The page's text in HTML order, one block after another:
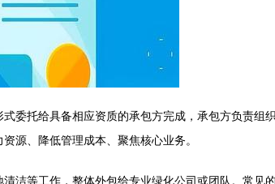
托给具备相应资质的承包方完成，承包方负责组
源、降低管理成本、聚焦核心业务。
洁等工作，整体外包给专业绿化公司或团队。常见